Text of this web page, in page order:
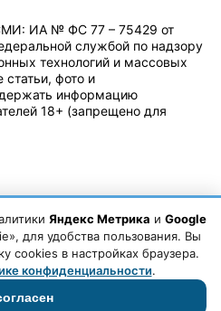
ИА № ФС 77 – 75429 от
службой по надзору
технологий и массовых
фото и
информацию
18+ (запрещено для
Яндекс Метрика и Google
для удобства пользования. Вы
cookies в настройках браузера.
конфиденциальности.